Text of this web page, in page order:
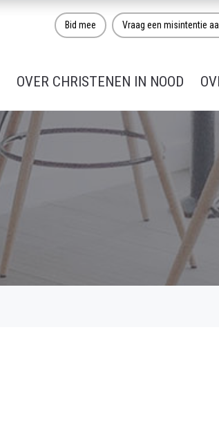
Bid mee Vraag een misintentie
OVER CHRISTENEN IN NOOD